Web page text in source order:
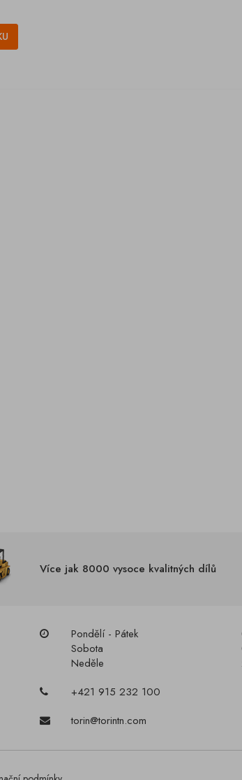
Více jak 8000 vysoce kvalitných dílů
Pondělí - Pátek
Sobota
Neděle
+421 915 232 100
torin@torintn.com